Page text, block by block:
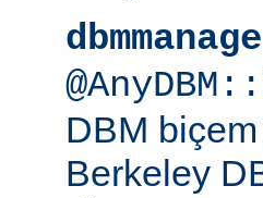
dbmmanage
DBM
Berkeley